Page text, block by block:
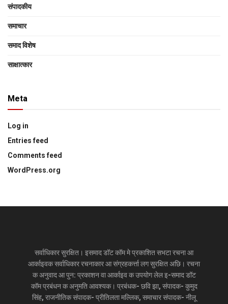
संपादकीय
समाचार
समाद विशेष
साक्षात्‍कार
Meta
Log in
Entries feed
Comments feed
WordPress.org
सर्वाधिकार सुरक्षित। इसमाद डॉट कॉम मे प्रकाशित सभटा रचना आ
आर्काइवक सर्वाधिकार रचनाकार आ संग्रहकर्त्ता लग सुरक्षित अछि। रचना
क अनुवाद आ पुन: प्रकाशन वा आर्काइव क उपयोग लेल इ-समाद डॉट
कॉम प्रबंधन क अनुमति आवश्यक। प्रबंधक- छवि झा, संपादक- कुमुद
सिंह, राजनीतिक संपादक- प्रीतिलता मल्लिक, समाचार संपादक- नीलू